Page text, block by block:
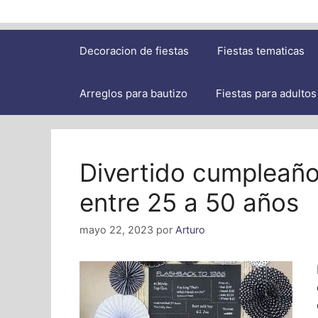
Decoracion de fiestas Fiestas tematicas
Arreglos para bautizo Fiestas para adultos
Divertido
entre 25 a 50 años
mayo 22, 2023 por Arturo